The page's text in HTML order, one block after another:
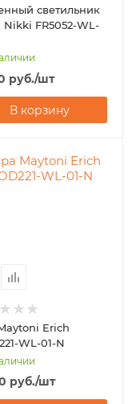
светильник
Nikki FR5052-WL-
руб./шт
В корзину
Erich
WL-01-N
руб./шт